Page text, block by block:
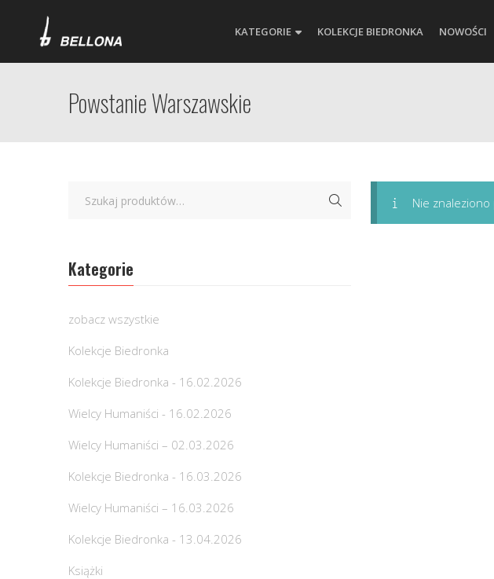
KATEGORIE KOLEKCJE BIEDRONKA NOWOŚCI
Powstanie Warszawskie
Nie
Kategorie
zobacz wszystkie
Kolekcje Biedronka
Kolekcje Biedronka - 16.02.2026
Wielcy Humaniści - 16.02.2026
Wielcy Humaniści – 02.03.2026
Kolekcje Biedronka - 16.03.2026
Wielcy Humaniści – 16.03.2026
Kolekcje Biedronka - 13.04.2026
Książki